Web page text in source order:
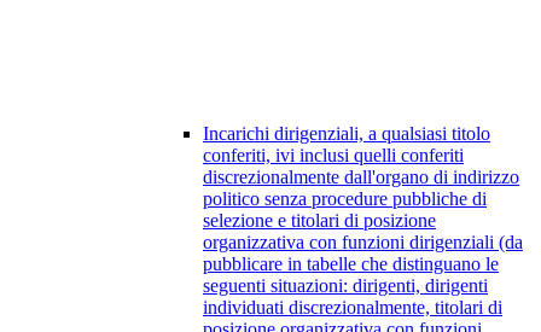
Incarichi dirigenziali, a qualsiasi titolo
conferiti, ivi inclusi quelli conferiti
discrezionalmente dall'organo di indirizzo
politico senza procedure pubbliche di
selezione e titolari di posizione
organizzativa con funzioni dirigenziali (da
pubblicare in tabelle che distinguano le
seguenti situazioni: dirigenti, dirigenti
individuati discrezionalmente, titolari di